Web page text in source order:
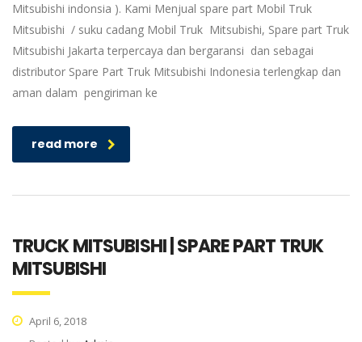
Mitsubishi indonsia ). Kami Menjual spare part Mobil Truk
Mitsubishi / suku cadang Mobil Truk Mitsubishi, Spare part Truk
Mitsubishi Jakarta terpercaya dan bergaransi dan sebagai
distributor Spare Part Truk Mitsubishi Indonesia terlengkap dan
aman dalam pengiriman ke
read more
TRUCK MITSUBISHI | SPARE PART TRUK
MITSUBISHI
April 6, 2018